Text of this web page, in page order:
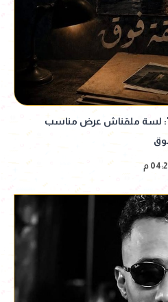
لسة ملقناش عرض مناسب